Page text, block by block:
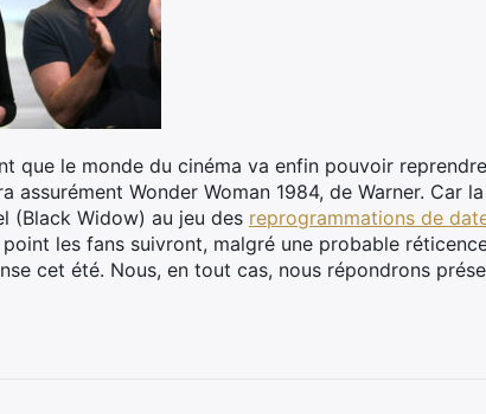
que le monde du cinéma va enfin pouvoir
assurément Wonder Woman 1984, de Warner. Car
(Black Widow) au jeu des reprogrammations de
les fans suivront, malgré une probable
cet été. Nous, en tout cas, nous répondrons